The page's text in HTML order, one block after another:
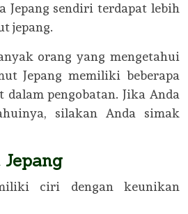
Jepang sendiri terdapat lebih
jepang.
orang yang mengetahui
Jepang memiliki beberapa
pengobatan. Jika Anda
silakan Anda simak
ciri dengan keunikan